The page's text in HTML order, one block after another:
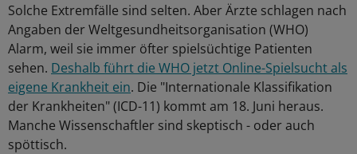
Solche Extremfälle sind selten. Aber Ärzte schlagen nach
Angaben der Weltgesundheitsorganisation (WHO)
Alarm, weil sie immer öfter spielsüchtige Patienten
sehen. Deshalb führt die WHO jetzt Online-Spielsucht als
eigene Krankheit ein. Die "Internationale Klassifikation
der Krankheiten" (ICD-11) kommt am 18. Juni heraus.
Manche Wissenschaftler sind skeptisch - oder auch
spöttisch.